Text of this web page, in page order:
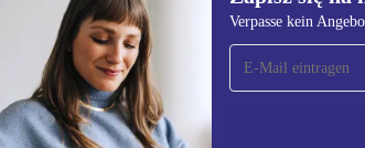
Verpasse kein
Zapisz się na nasz
newsletter!
Nie przegap żadnej oferty.